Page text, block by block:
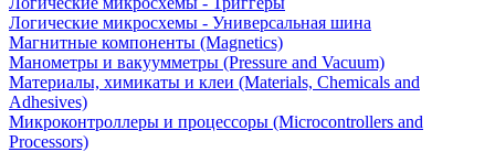
Логические микросхемы - Универсальная шина
Магнитные компоненты (Magnetics)
Манометры и вакуумметры (Pressure and Vacuum)
Материалы, химикаты и клеи (Materials, Chemicals and
Adhesives)
Микроконтроллеры и процессоры (Microcontrollers and
Processors)